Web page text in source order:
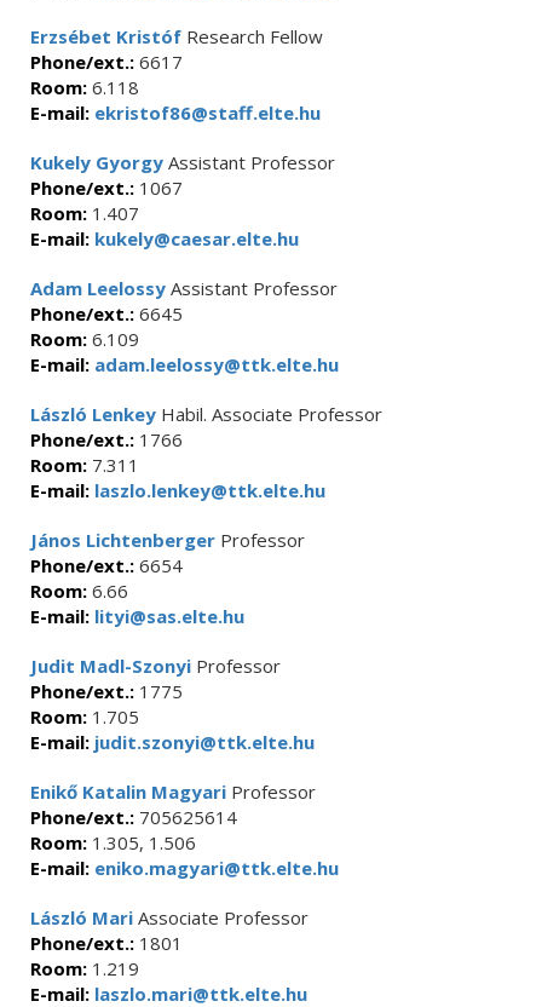
Erzsébet Kristóf Research Fellow
Phone/ext.: 6617
Room: 6.118
E-mail: ekristof86@staff.elte.hu
Kukely Gyorgy Assistant Professor
Phone/ext.: 1067
Room: 1.407
E-mail: kukely@caesar.elte.hu
Adam Leelossy Assistant Professor
Phone/ext.: 6645
Room: 6.109
E-mail: adam.leelossy@ttk.elte.hu
László Lenkey Habil. Associate Professor
Phone/ext.: 1766
Room: 7.311
E-mail: laszlo.lenkey@ttk.elte.hu
János Lichtenberger Professor
Phone/ext.: 6654
Room: 6.66
E-mail: lityi@sas.elte.hu
Judit Madl-Szonyi Professor
Phone/ext.: 1775
Room: 1.705
E-mail: judit.szonyi@ttk.elte.hu
Enikő Katalin Magyari Professor
Phone/ext.: 705625614
Room: 1.305, 1.506
E-mail: eniko.magyari@ttk.elte.hu
László Mari Associate Professor
Phone/ext.: 1801
Room: 1.219
E-mail: laszlo.mari@ttk.elte.hu